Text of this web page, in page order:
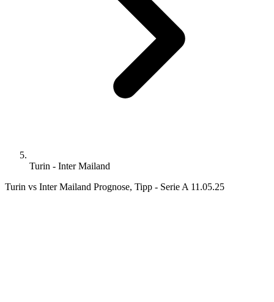
Turin - Inter Mailand
Turin vs Inter Mailand Prognose, Tipp - Serie A 11.05.25